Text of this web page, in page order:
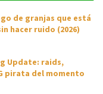
de granjas que está
hacer ruido (2026)
Update: raids,
pirata del momento